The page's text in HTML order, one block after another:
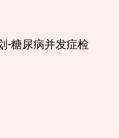
-糖尿病并发症检